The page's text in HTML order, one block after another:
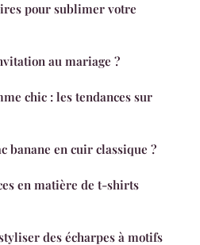
pour sublimer votre
au mariage ?
chic : les tendances sur
banane en cuir classique ?
en matière de t-shirts
des écharpes à motifs